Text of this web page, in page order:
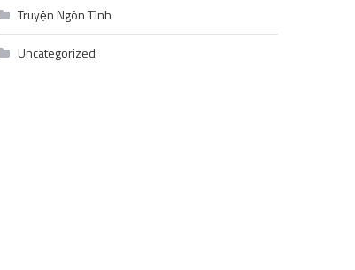
Truyện Ngôn Tình
Uncategorized